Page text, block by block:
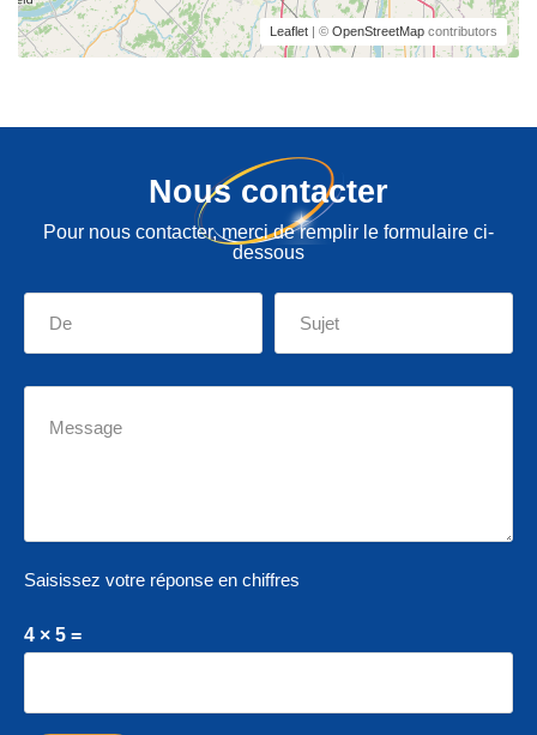
Leaflet | © OpenStreetMap contributors
Nous contacter
Pour nous contacter, merci de remplir le formulaire ci-
dessous
Saisissez votre réponse en chiffres
4 × 5 =